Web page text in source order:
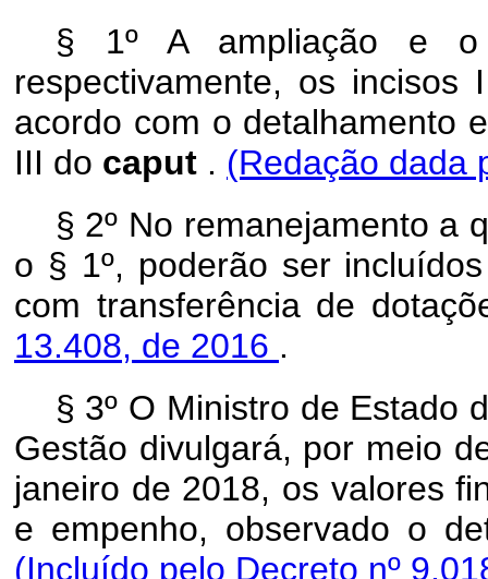
§ 1º A ampliação e o
respectivamente, os
acordo com o detalhamento
III do caput . (Redação dada
§ 2º No remanejamento a
o § 1º, poderão ser
com transferência de
13.408, de 2016 .
§ 3º O Ministro de Estado
Gestão divulgará, por meio
janeiro de 2018, os valores
e empenho, observado o
(Incluído pelo Decreto nº